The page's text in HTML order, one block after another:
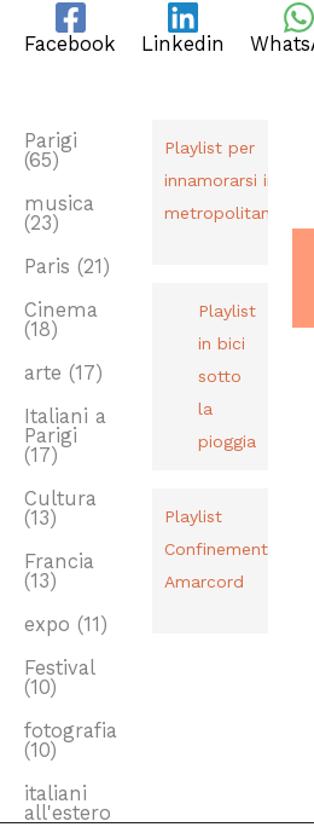
Facebook Linkedin
Playlist per
innamorarsi in
metropolitana
Playlist
in bici
sotto
la
pioggia
Playlist
Confinement
Amarcord
Parigi
(65)
musica
(23)
Paris(21)
Cinema
(18)
arte(17)
Italiani a
Parigi
(17)
Cultura
(13)
Francia
(13)
expo(11)
Festival
(10)
fotografia
(10)
italiani
all'estero